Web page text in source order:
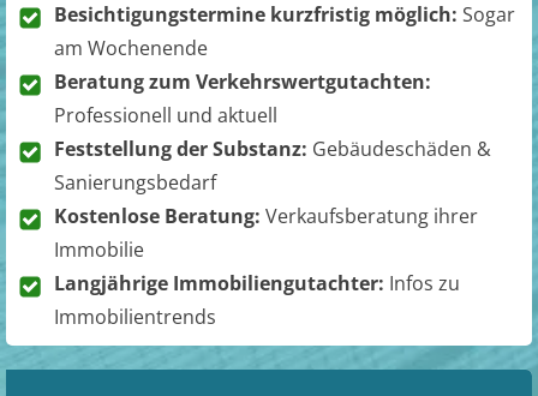
Besichtigungstermine kurzfristig möglich: Sogar
am Wochenende
Beratung zum Verkehrswertgutachten:
Professionell und aktuell
Feststellung der Substanz: Gebäudeschäden &
Sanierungsbedarf
Kostenlose Beratung: Verkaufsberatung ihrer
Immobilie
Langjährige Immobiliengutachter: Infos zu
Immobilientrends